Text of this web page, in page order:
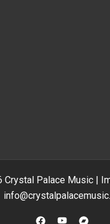
Crystal Palace Music |